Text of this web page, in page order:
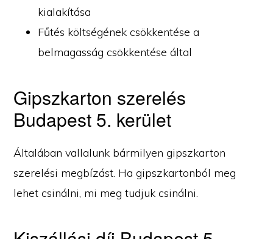
kialakítása
Fűtés költségének csökkentése a
belmagasság csökkentése által
Gipszkarton szerelés
Budapest 5. kerület
Általában vallalunk bármilyen gipszkarton
szerelési megbízást. Ha gipszkartonból meg
lehet csinálni, mi meg tudjuk csinálni.